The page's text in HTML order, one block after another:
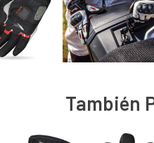
También